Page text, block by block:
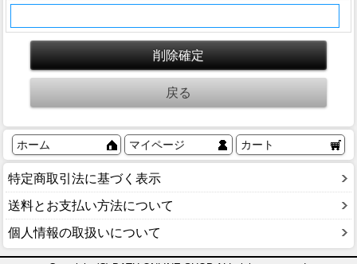
ホーム マイページ カート
特定商取引法に基づく表示
送料とお支払い方法について
個人情報の取扱いについて